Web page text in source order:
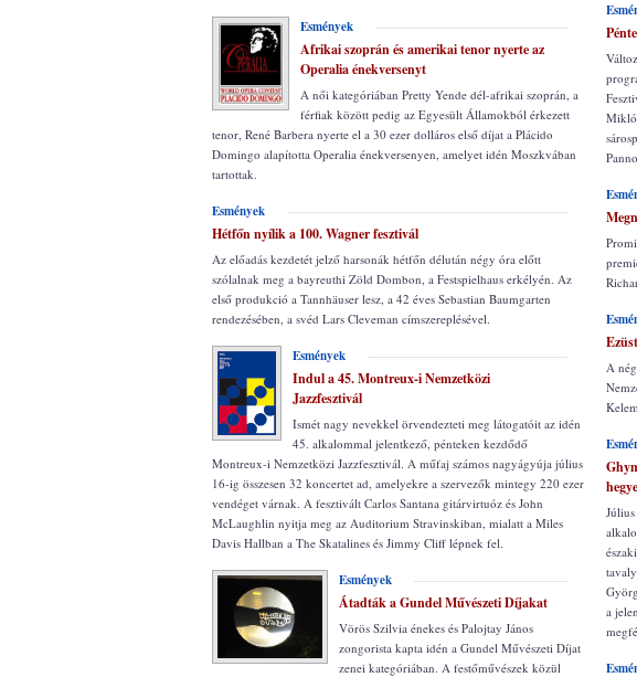
Esmények
Afrikai szoprán és amerikai tenor nyerte az
Operalia énekversenyt
A női kategóriában Pretty Yende dél-afrikai szoprán, a
férfiak között pedig az Egyesült Államokból érkezett
tenor, René Barbera nyerte el a 30 ezer dolláros első díjat a Plácido
Domingo alapította Operalia énekversenyen, amelyet idén Moszkvában
tartottak.
Esmények
Hétfőn nyílik a 100. Wagner fesztivál
Az előadás kezdetét jelző harsonák hétfőn délután négy óra előtt
szólalnak meg a bayreuthi Zöld Dombon, a Festspielhaus erkélyén. Az
első produkció a Tannhäuser lesz, a 42 éves Sebastian Baumgarten
rendezésében, a svéd Lars Cleveman címszereplésével.
Esmények
Indul a 45. Montreux-i Nemzetközi
Jazzfesztivál
Ismét nagy nevekkel örvendezteti meg látogatóit az idén
45. alkalommal jelentkező, pénteken kezdődő
Montreux-i Nemzetközi Jazzfesztivál. A műfaj számos nagyágyúja július
16-ig összesen 32 koncertet ad, amelyekre a szervezők mintegy 220 ezer
vendéget várnak. A fesztivált Carlos Santana gitárvirtuóz és John
McLaughlin nyitja meg az Auditorium Stravinskiban, mialatt a Miles
Davis Hallban a The Skatalines és Jimmy Cliff lépnek fel.
Esmények
Átadták a Gundel Művészeti Díjakat
Vörös Szilvia énekes és Palojtay János
zongorista kapta idén a Gundel Művészeti Díjat
zenei kategóriában. A festőművészek közül
A
a